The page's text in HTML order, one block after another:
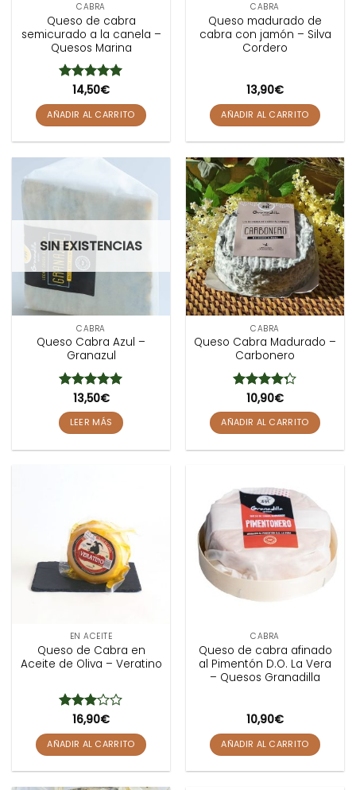
CABRA
Queso de cabra
semicurado a la canela –
Quesos Marina
Valorado
con5de 5
14,50€
AÑADIR AL CARRITO
CABRA
Queso madurado de
cabra con jamón – Silva
Cordero
13,90€
AÑADIR AL CARRITO
SIN EXISTENCIAS
CABRA
Queso Cabra Azul –
Granazul
Valorado
con5de 5
13,50€
LEER MÁS
CABRA
Queso Cabra Madurado –
Carbonero
Valorado
con4.29
de 5
10,90€
AÑADIR AL CARRITO
EN ACEITE
Queso de Cabra en
Aceite de Oliva – Veratino
Valorado
con3
de 5
16,90€
AÑADIR AL CARRITO
CABRA
Queso de cabra afinado
al Pimentón D.O. La Vera
– Quesos Granadilla
10,90€
AÑADIR AL CARRITO